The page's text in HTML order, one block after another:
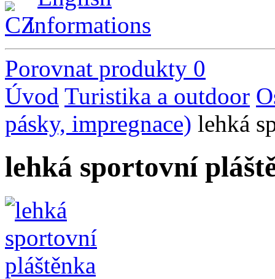
Porovnat produkty 0
Úvod Turistika a outdoor
pásky, impregnace) lehká
lehká sportovní